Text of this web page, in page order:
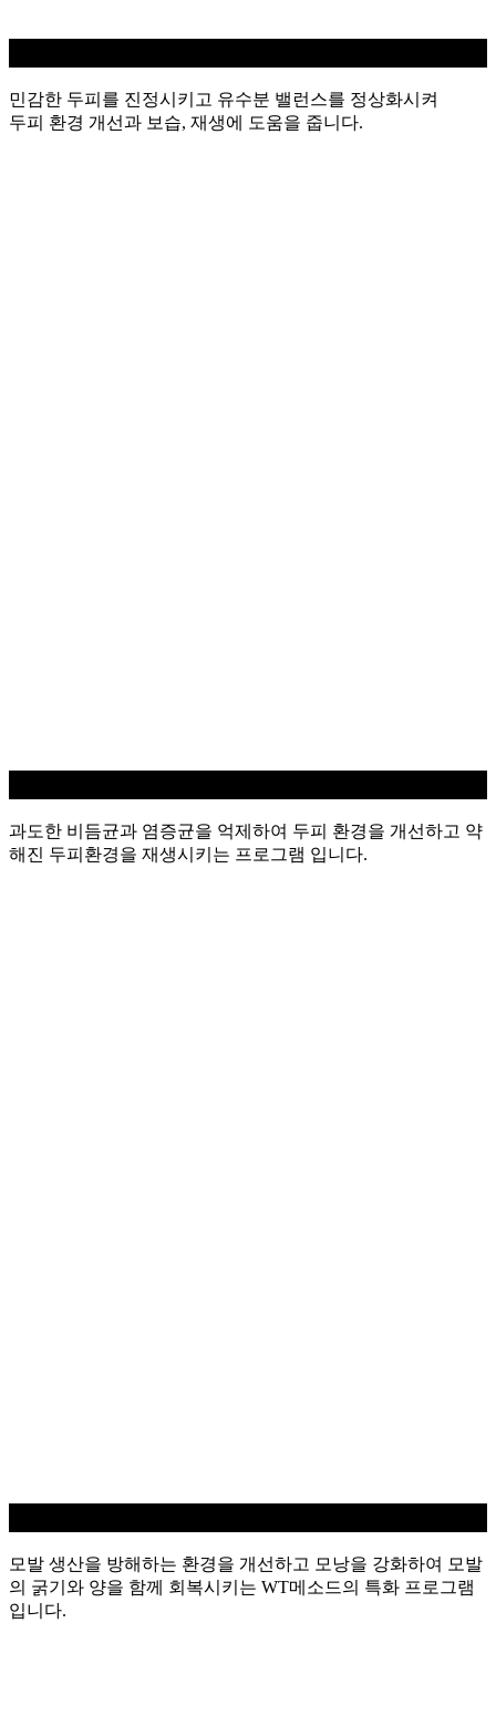
민감한 두피를 진정시키고 유수분 밸런스를 정상화시켜
두피 환경 개선과 보습, 재생에 도움을 줍니다.
과도한 비듬균과 염증균을 억제하여 두피 환경을 개선하고 약
해진 두피환경을 재생시키는 프로그램 입니다.
모발 생산을 방해하는 환경을 개선하고 모낭을 강화하여 모발
의 굵기와 양을 함께 회복시키는 WT메소드의 특화 프로그램
입니다.